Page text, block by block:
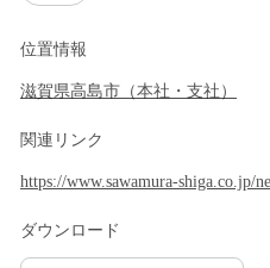
位置情報
滋賀県高島市 （本社・支社 ）
関連リンク
https://www.sawamura-shiga.co.jp/
ダウンロード